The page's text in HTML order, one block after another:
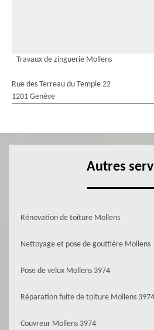
Travaux de zinguerie Mollens
Rue des Terreau du Temple 22
1201 Genève
Autres
Rénovation de toiture Mollens
Nettoyage et pose de gouttière Mollens
Pose de velux Mollens 3974
Réparation fuite de toiture Mollens 3974
Couvreur Mollens 3974